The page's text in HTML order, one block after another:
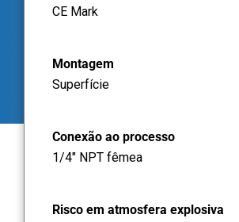
CE Mark
Montagem
Superfície
Conexão ao processo
1/4" NPT fêmea
Risco em atmosfera explosiva